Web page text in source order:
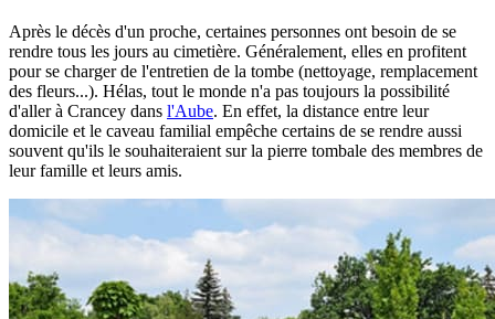
Après le décès d'un proche, certaines personnes ont besoin de se
rendre tous les jours au cimetière. Généralement, elles en profitent
pour se charger de l'entretien de la tombe (nettoyage, remplacement
des fleurs...). Hélas, tout le monde n'a pas toujours la possibilité
d'aller à Crancey dans l'Aube. En effet, la distance entre leur
domicile et le caveau familial empêche certains de se rendre aussi
souvent qu'ils le souhaiteraient sur la pierre tombale des membres de
leur famille et leurs amis.